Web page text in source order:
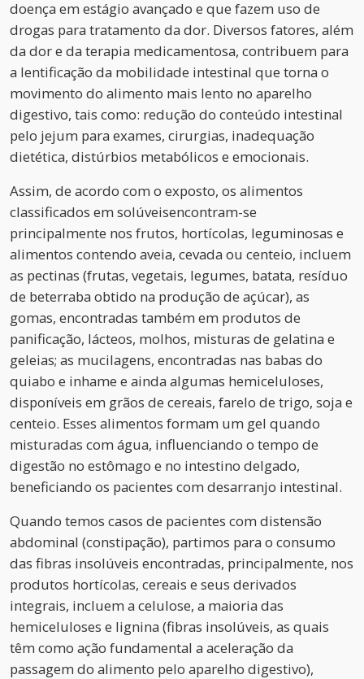
doença em estágio avançado e que fazem uso de
drogas para tratamento da dor. Diversos fatores, além
da dor e da terapia medicamentosa, contribuem para
a lentificação da mobilidade intestinal que torna o
movimento do alimento mais lento no aparelho
digestivo, tais como: redução do conteúdo intestinal
pelo jejum para exames, cirurgias, inadequação
dietética, distúrbios metabólicos e emocionais.
Assim, de acordo com o exposto, os alimentos
classificados em solúveisencontram-se
principalmente nos frutos, hortícolas, leguminosas e
alimentos contendo aveia, cevada ou centeio, incluem
as pectinas (frutas, vegetais, legumes, batata, resíduo
de beterraba obtido na produção de açúcar), as
gomas, encontradas também em produtos de
panificação, lácteos, molhos, misturas de gelatina e
geleias; as mucilagens, encontradas nas babas do
quiabo e inhame e ainda algumas hemiceluloses,
disponíveis em grãos de cereais, farelo de trigo, soja e
centeio. Esses alimentos formam um gel quando
misturadas com água, influenciando o tempo de
digestão no estômago e no intestino delgado,
beneficiando os pacientes com desarranjo intestinal.
Quando temos casos de pacientes com distensão
abdominal (constipação), partimos para o consumo
das fibras insolúveis encontradas, principalmente, nos
produtos hortícolas, cereais e seus derivados
integrais, incluem a celulose, a maioria das
hemiceluloses e lignina (fibras insolúveis, as quais
têm como ação fundamental a aceleração da
passagem do alimento pelo aparelho digestivo),